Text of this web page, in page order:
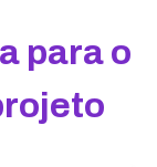
para o